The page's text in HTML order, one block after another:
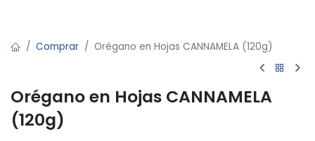
Comprar Orégano en Hojas CANNAMELA (120g)
Orégano en Hojas CANNAMELA
(120g)